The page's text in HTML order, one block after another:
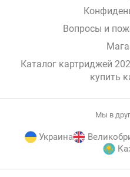
Вопросы и
Каталог картриджей
купить
Мы в
Украина